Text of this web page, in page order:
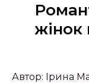
жінок
Автор: Ірина